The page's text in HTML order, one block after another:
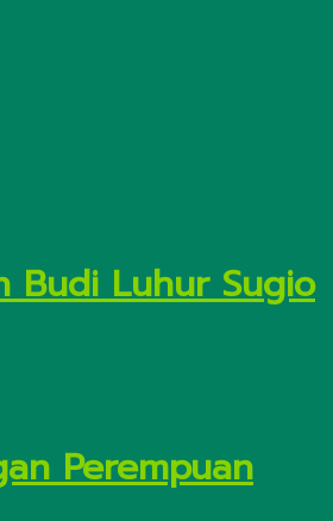
Budi Luhur Sugio
Perempuan